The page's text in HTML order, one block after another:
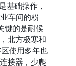
基础操作，
车间的粉
键的是耐候
北方极寒和
使用多年也
接器，少爬